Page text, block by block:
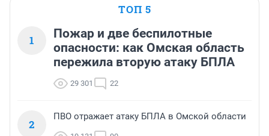
ТОП 5
1
Пожар и две беспилотные
опасности: как Омская область
пережила вторую атаку БПЛА
29 301 22
2
ПВО отражает атаку БПЛА в Омской области